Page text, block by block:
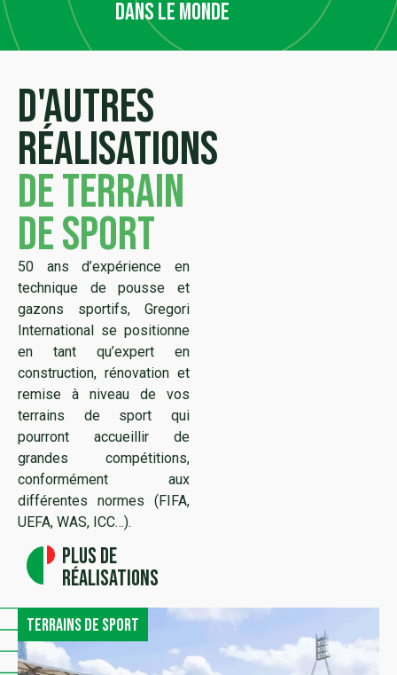
dans le monde
D'autres
réalisations
de terrain
de sport
50 ans d’expérience en
technique de pousse et
gazons sportifs, Gregori
International se positionne
en tant qu’expert en
construction, rénovation et
remise à niveau de vos
terrains de sport qui
pourront accueillir de
grandes compétitions,
conformément aux
différentes normes (FIFA,
UEFA, WAS, ICC…).
Plus de
réalisations
Terrains de sport